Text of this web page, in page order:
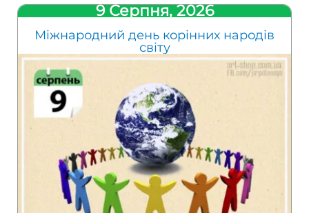
9 Серпня, 2026
Міжнародний день корінних народів
світу